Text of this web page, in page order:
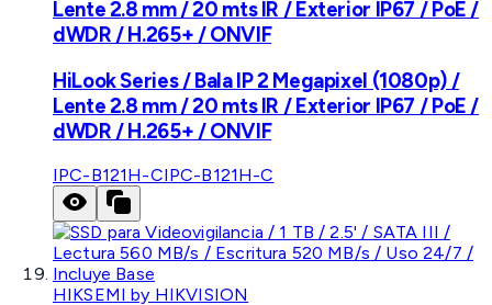
Lente 2.8 mm / 20 mts IR / Exterior IP67 / PoE /
dWDR / H.265+ / ONVIF
HiLook Series / Bala IP 2 Megapixel (1080p) /
Lente 2.8 mm / 20 mts IR / Exterior IP67 / PoE /
dWDR / H.265+ / ONVIF
IPC-B121H-CIPC-B121H-C
HIKSEMI by HIKVISION